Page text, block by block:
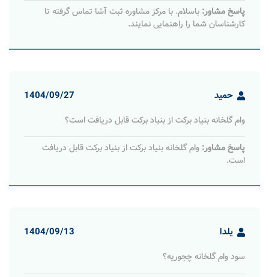
پاسخ مشاور: باسلام. با مرکز مشاوره ثبت آشا تماس گرفته تا
کارشناسان شما را راهنمایی نمایند.
حمید 1404/09/27
وام گلخانه بنیاد برکت از بنیاد برکت قابل دریافت است؟
پاسخ مشاور: وام گلخانه بنیاد برکت از بنیاد برکت قابل دریافت
است.
یلدا 1404/09/13
سود وام گلخانه چجوریه؟